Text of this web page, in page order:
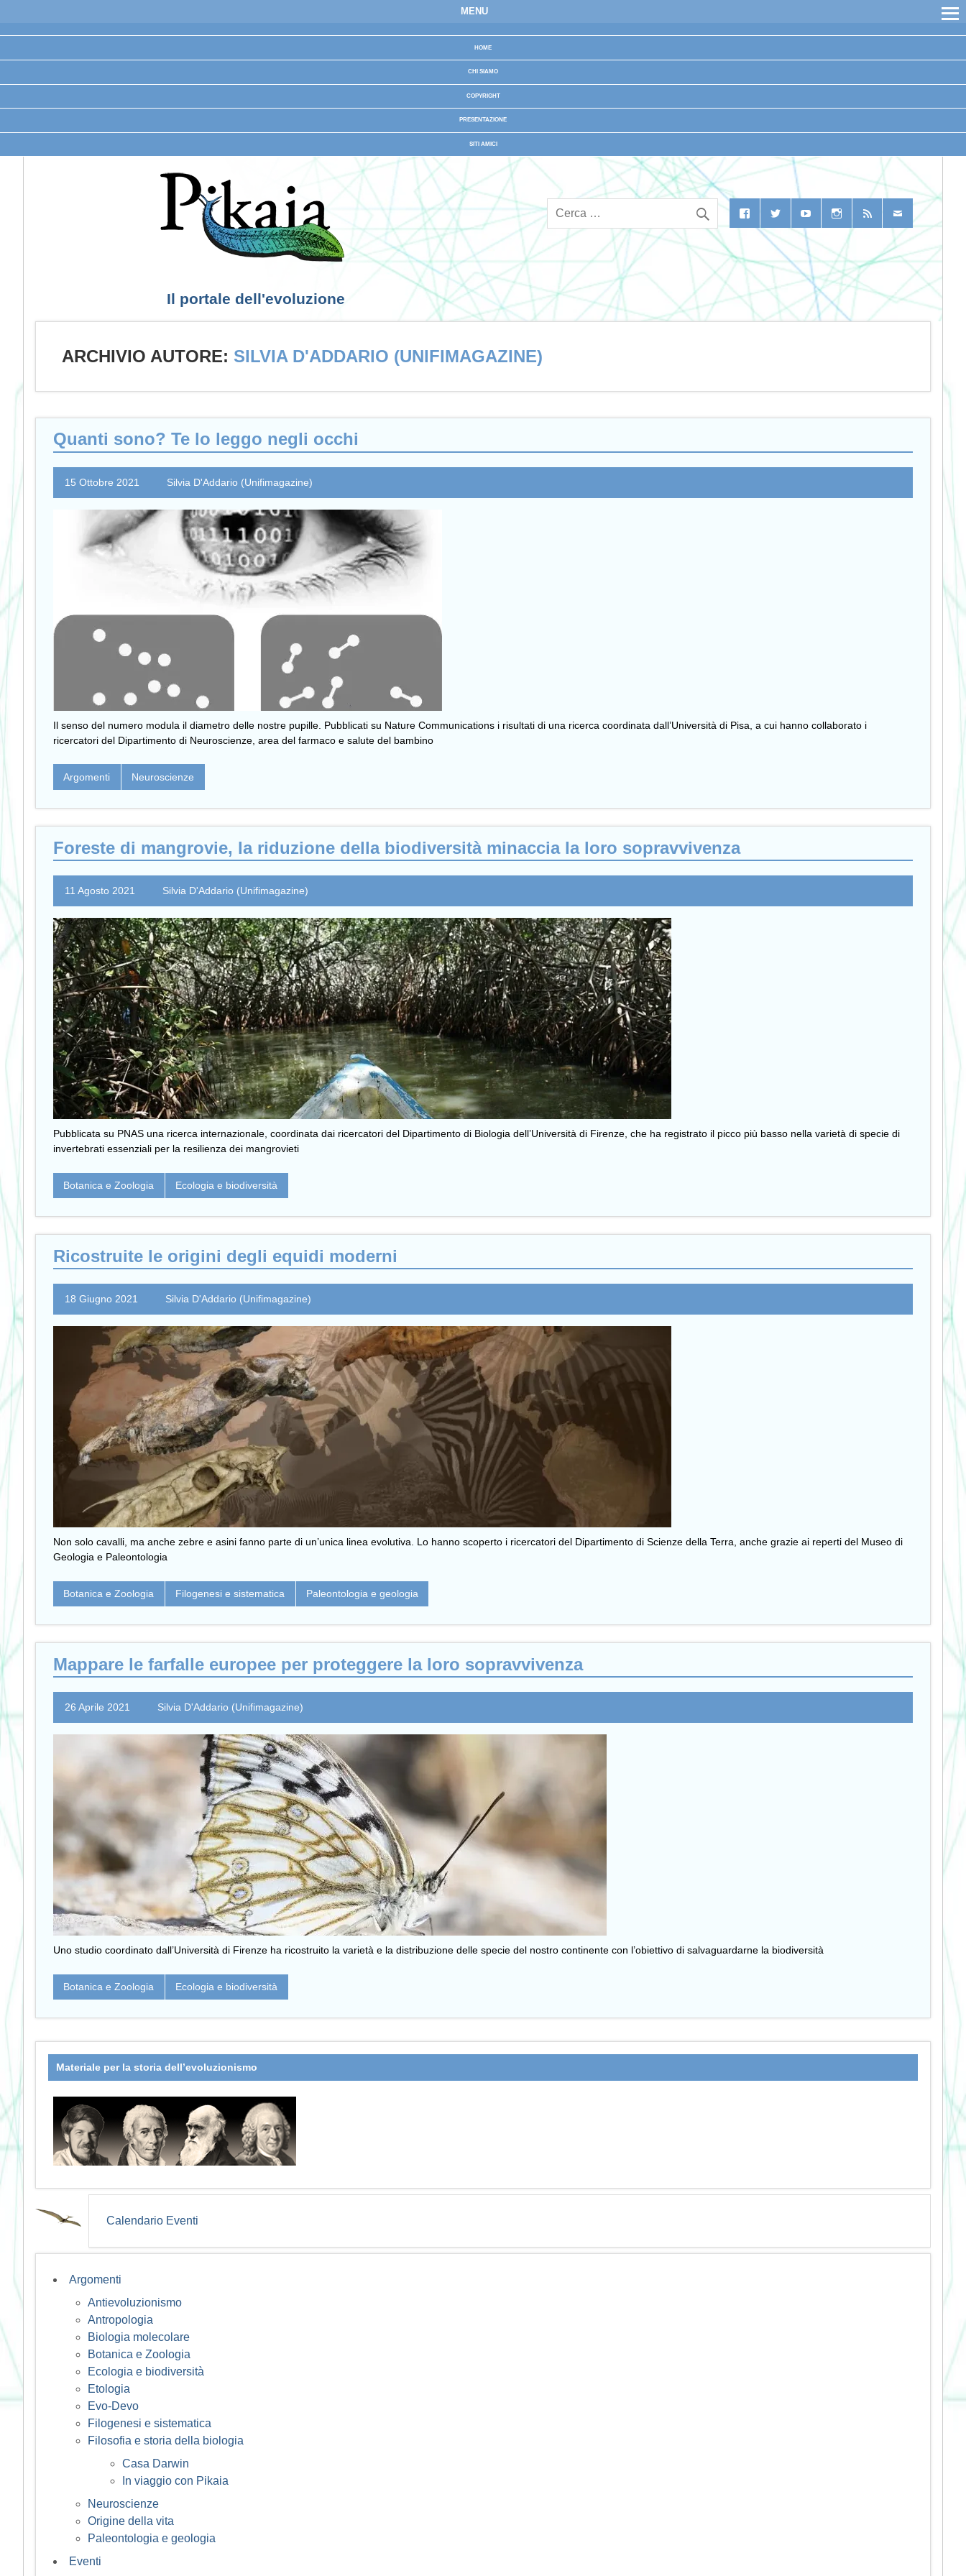
MENU
HOME
CHI SIAMO
COPYRIGHT
PRESENTAZIONE
SITI AMICI
Il portale dell'evoluzione
ARCHIVIO AUTORE: SILVIA D'ADDARIO (UNIFIMAGAZINE)
Quanti sono? Te lo leggo negli occhi
15 Ottobre 2021 Silvia D'Addario (Unifimagazine)
Il senso del numero modula il diametro delle nostre pupille. Pubblicati su Nature Communications i risultati di una ricerca coordinata dall’Università di Pisa, a cui hanno collaborato i
ricercatori del Dipartimento di Neuroscienze, area del farmaco e salute del bambino
Argomenti Neuroscienze
Foreste di mangrovie, la riduzione della biodiversità minaccia la loro sopravvivenza
11 Agosto 2021 Silvia D'Addario (Unifimagazine)
Pubblicata su PNAS una ricerca internazionale, coordinata dai ricercatori del Dipartimento di Biologia dell’Università di Firenze, che ha registrato il picco più basso nella varietà di specie di
invertebrati essenziali per la resilienza dei mangrovieti
Botanica e Zoologia Ecologia e biodiversità
Ricostruite le origini degli equidi moderni
18 Giugno 2021 Silvia D'Addario (Unifimagazine)
Non solo cavalli, ma anche zebre e asini fanno parte di un’unica linea evolutiva. Lo hanno scoperto i ricercatori del Dipartimento di Scienze della Terra, anche grazie ai reperti del Museo di
Geologia e Paleontologia
Botanica e Zoologia Filogenesi e sistematica Paleontologia e geologia
Mappare le farfalle europee per proteggere la loro sopravvivenza
26 Aprile 2021 Silvia D'Addario (Unifimagazine)
Uno studio coordinato dall’Università di Firenze ha ricostruito la varietà e la distribuzione delle specie del nostro continente con l’obiettivo di salvaguardarne la biodiversità
Botanica e Zoologia Ecologia e biodiversità
Materiale per la storia dell’evoluzionismo
Calendario Eventi
Argomenti
Antievoluzionismo
Antropologia
Biologia molecolare
Botanica e Zoologia
Ecologia e biodiversità
Etologia
Evo-Devo
Filogenesi e sistematica
Filosofia e storia della biologia
Casa Darwin
In viaggio con Pikaia
Neuroscienze
Origine della vita
Paleontologia e geologia
Eventi